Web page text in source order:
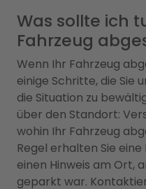
Was sollte ich
Fahrzeug
Wenn Ihr Fahrzeug
einige Schritte, die Sie
die Situation zu
über den Standort:
wohin Ihr Fahrzeug
Regel erhalten Sie
einen Hinweis am Ort,
geparkt war.